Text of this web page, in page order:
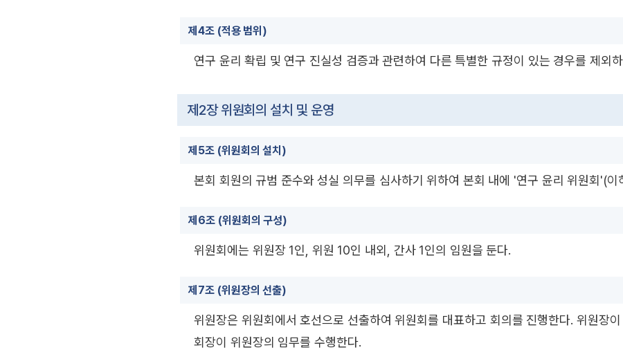
제4조 (적용 범위)
연구 윤리 확립 및 연구 진실성 검증과 관련하여 다른 특별한 규정이 있는 경우를 제외
제2장 위원회의 설치 및 운영
제5조 (위원회의 설치)
본회 회원의 규범 준수와 성실 의무를 심사하기 위하여 본회 내에 '연구 윤리 위원회'(
제6조 (위원회의 구성)
위원회에는 위원장 1인, 위원 10인 내외, 간사 1인의 임원을 둔다.
제7조 (위원장의 선출)
위원장은 위원회에서 호선으로 선출하여 위원회를 대표하고 회의를 진행한다. 위원장
회장이 위원장의 임무를 수행한다.